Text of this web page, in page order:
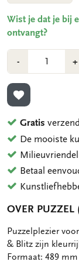
Wist je dat je bij
ontvangt?
-Min
1
+
TOEVOEGEN
Gratis
De mooiste
Betaal
OVER PUZZEL
OMSCHRIJVING
Puzzelplezier
& Blitz zijn
Formaat: 489